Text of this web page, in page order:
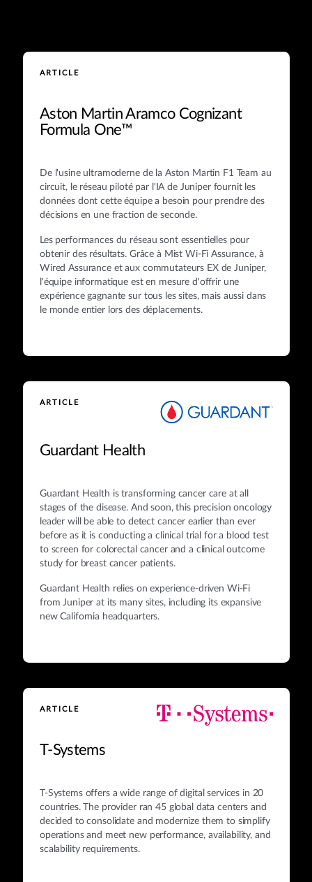
ARTICLE
Aston Martin Aramco Cognizant
Formula One™
De l'usine ultramoderne de la Aston Martin F1 Team au
circuit, le réseau piloté par l'IA de Juniper fournit les
données dont cette équipe a besoin pour prendre des
décisions en une fraction de seconde.
Les performances du réseau sont essentielles pour
obtenir des résultats. Grâce à Mist Wi-Fi Assurance, à
Wired Assurance et aux commutateurs EX de Juniper,
l'équipe informatique est en mesure d'offrir une
expérience gagnante sur tous les sites, mais aussi dans
le monde entier lors des déplacements.
ARTICLE
Guardant Health
Guardant Health is transforming cancer care at all
stages of the disease. And soon, this precision oncology
leader will be able to detect cancer earlier than ever
before as it is conducting a clinical trial for a blood test
to screen for colorectal cancer and a clinical outcome
study for breast cancer patients.
Guardant Health relies on experience-driven Wi-Fi
from Juniper at its many sites, including its expansive
new California headquarters.
ARTICLE
T-Systems
T‑Systems offers a wide range of digital services in 20
countries. The provider ran 45 global data centers and
decided to consolidate and modernize them to simplify
operations and meet new performance, availability, and
scalability requirements.